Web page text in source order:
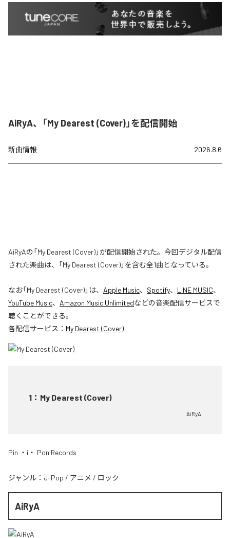
AiRyA、「My Dearest (Cover)」を配信開始
新曲情報 2026.8.6
AiRyAの「My Dearest (Cover)」が配信開始された。今回デジタル配信
された楽曲は、「My Dearest (Cover)」を含む全1曲となっている。
なお「My Dearest (Cover)」は、 Apple Music、 Spotify、 LINE MUSIC、
YouTube Music、 Amazon Music Unlimitedなどの音楽配信サービスで
聴くことができる。
各配信サービス： My Dearest (Cover)
1 ： My Dearest (Cover)
AiRyA
Pin ・i・ Pon Records
ジャンル： J-Pop / アニメ / ロック
AiRyA